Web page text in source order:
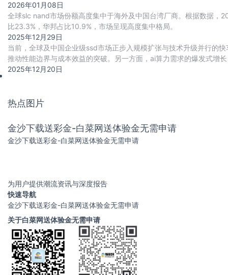
游戏本、工作站等场景加速渗
2026年01月08日
全球slc nand市场份额高度集中于海外及中国台湾厂商。根据数据
比23.3%，华邦占比10.9%，市场呈现高度集中格局。
2025年12月29日
当前，全球及中国企业级ssd市场正步入规模扩张与技术升级并行的
推动性能边界与成本效益的突破。另一方面，ai算力需求的爆发式增
与cxl高速互联协议
2025年12月20日
热点图片
金沙下载送彩金-白菜网送体验金无需申请
金沙下载送彩金-白菜网送体验金无需申请
为用户提供潮流资讯与深度报告
快速导航
金沙下载送彩金-白菜网送体验金无需申请
关于白菜网送体验金无需申请